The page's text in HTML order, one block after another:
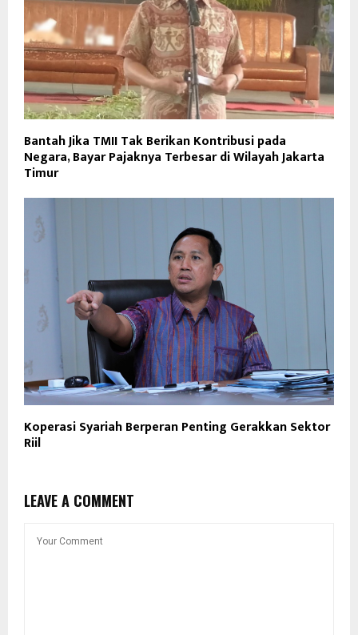
Bantah Jika TMII Tak Berikan Kontribusi pada
Negara, Bayar Pajaknya Terbesar di Wilayah Jakarta
Timur
Koperasi Syariah Berperan Penting Gerakkan Sektor
Riil
LEAVE A COMMENT